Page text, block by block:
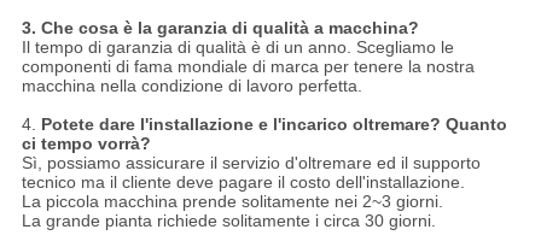
3. Che cosa è la garanzia di qualità a macchina?
Il tempo di garanzia di qualità è di un anno. Scegliamo le
componenti di fama mondiale di marca per tenere la nostra
macchina nella condizione di lavoro perfetta.
4. Potete dare l'installazione e l'incarico oltremare? Quanto
ci tempo vorrà?
Sì, possiamo assicurare il servizio d'oltremare ed il supporto
tecnico ma il cliente deve pagare il costo dell'installazione.
La piccola macchina prende solitamente nei 2~3 giorni.
La grande pianta richiede solitamente i circa 30 giorni.